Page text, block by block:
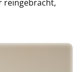
reingebracht,